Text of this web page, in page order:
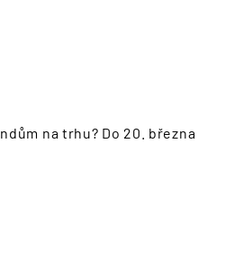
na trhu? Do 20. března